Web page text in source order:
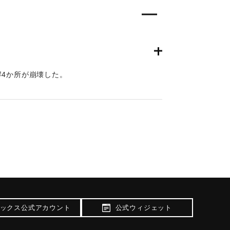
か所が崩壊した。
クス公式アカウント 公式ウィジェット